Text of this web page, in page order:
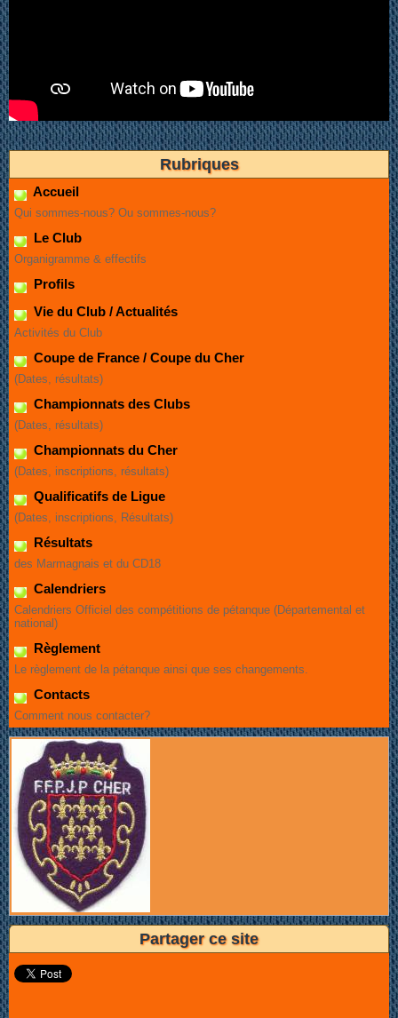
Rubriques
Accueil
Qui sommes-nous? Ou sommes-nous?
Le Club
Organigramme & effectifs
Profils
Vie du Club / Actualités
Activités du Club
Coupe de France / Coupe du Cher
(Dates, résultats)
Championnats des Clubs
(Dates, résultats)
Championnats du Cher
(Dates, inscriptions, résultats)
Qualificatifs de Ligue
(Dates, inscriptions, Résultats)
Résultats
des Marmagnais et du CD18
Calendriers
Calendriers Officiel des compétitions de pétanque (Départemental et
national)
Règlement
Le règlement de la pétanque ainsi que ses changements.
Contacts
Comment nous contacter?
Partager ce site